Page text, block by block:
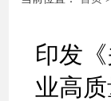
印发
业高